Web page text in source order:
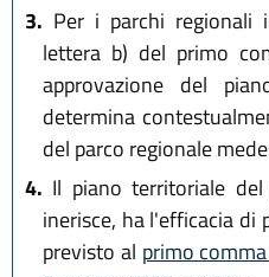
3. Per i parchi regionali
lettera b) del primo
approvazione del
determina
del parco regionale
4. Il piano territoriale
inerisce, ha l'efficacia di
previsto al primo